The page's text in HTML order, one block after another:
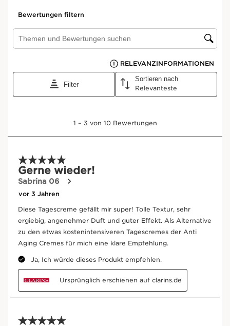
EIN KOMPLETTES
SORTIMENT
HAUTTYPEN
inklusive einer SPF-Variante, von einem
leichten Gel bis zu einer Balsamtextur.
Die Hautschutzbarriere ist revitalisiert,
die Feuchtigkeitsversorgung der Haut
verbessert.
DAS HAUT-